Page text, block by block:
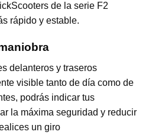
de la serie F2
rápido y estable.
delanteros y traseros
visible tanto de día como de
podrás indicar tus
la máxima seguridad y reducir
un giro